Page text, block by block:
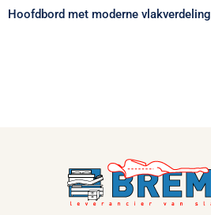
Hoofdbord met moderne vlakverdeling